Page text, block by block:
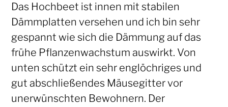
Das Hochbeet ist innen mit stabilen
Dämmplatten versehen und ich bin sehr
gespannt wie sich die Dämmung auf das
frühe Pflanzenwachstum auswirkt. Von
unten schützt ein sehr englöchriges und
gut abschließendes Mäusegitter vor
unerwünschten Bewohnern. Der